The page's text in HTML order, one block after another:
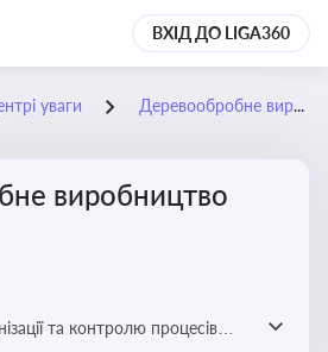
ВХІД ДО LIGA360
уваги Деревообробне виробництво
виробництво
та контролю процесів